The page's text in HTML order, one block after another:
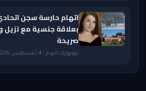
اتهام حارسة سجن
بعلاقة جنسية مع نزيل
صريحة
نيويورك اليوم · 4 أغسطس 2026 — 8:20 AM